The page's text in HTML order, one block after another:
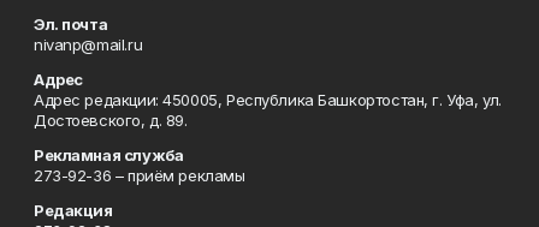
Эл. почта
nivanp@mail.ru
Адрес
Адрес редакции: 450005, Республика Башкортостан, г. Уфа, ул.
Достоевского, д. 89.
Рекламная служба
273-92-36 – приём рекламы
Редакция